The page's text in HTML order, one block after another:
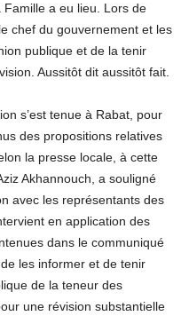
a eu lieu. Lors de
chef du gouvernement et les
publique et de la tenir
Aussitôt dit aussitôt fait.
s’est tenue à Rabat, pour
des propositions relatives
la presse locale, à cette
Akhannouch, a souligné
avec les représentants des
en application des
dans le communiqué
les informer et de tenir
de la teneur des
une révision substantielle